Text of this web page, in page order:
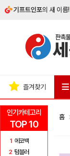
기프트인포의 새 이름!
인기카테고리
TOP 10
1 에코백
2 텀블러
즐겨찾기
홈